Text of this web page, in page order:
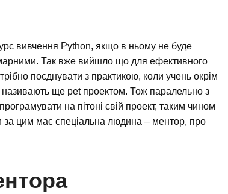
вивчення Python, якщо в ньому не буде
марними. Так вже вийшло що для ефективного
поєднувати з практикою, коли учень окрім
називають ще pet проектом. Тож паралельно з
на пітоні свій проект, таким чином
за цим має спеціальна людина – ментор, про